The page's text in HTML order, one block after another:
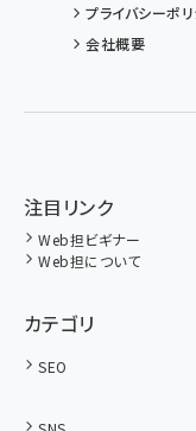
プライバシーポ
会社概要
注目リンク
Web担ビギナー
Web担について
カテゴリ
SEO